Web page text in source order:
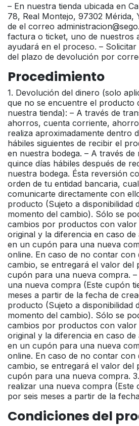
– En nuestra tienda ubicada en
78, Real Montejo, 97302 Mérida,
de el correo
factura o ticket, uno de nuestros
ayudará en el proceso. –
del plazo de devolución por
Procedimiento
1. Devolución del dinero (solo
que no se encuentre el producto
nuestra tienda): – A través de
ahorros, cuenta corriente,
realiza aproximadamente dentro
hábiles siguientes de recibir el
en nuestra bodega. – A través de
quince días hábiles después de
nuestra bodega. Ésta reversión
orden de tu entidad bancaria,
comunicarte directamente con
producto (Sujeto a disponibilidad
momento del cambio). Sólo se
cambios por productos con
original y la diferencia en caso
en un cupón para una nueva
online. En caso de no contar con
cambio, se entregará el valor del
cupón para una nueva compra.
una nueva compra (Este cupón
meses a partir de la fecha de
producto (Sujeto a disponibilidad
momento del cambio). Sólo se
cambios por productos con
original y la diferencia en caso
en un cupón para una nueva
online. En caso de no contar con
cambio, se entregará el valor del
cupón para una nueva compra.
realizar una nueva compra (Este
por seis meses a partir de la
Condiciones del